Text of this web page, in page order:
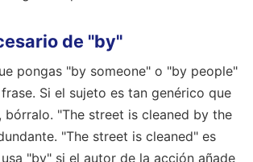
de "by"
pongas "by someone" o "by people"
Si el sujeto es tan genérico que
bórralo. "The street is cleaned by the
"The street is cleaned" es
"by" si el autor de la acción añade